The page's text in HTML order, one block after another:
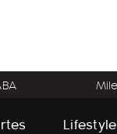
Lifestyle